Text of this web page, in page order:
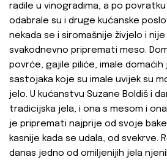
radile u vinogradima, a po povratku
odabrale su i druge kućanske
nekada se i siromašnije živjelo i
svakodnevno pripremati meso.
povrće, gajile piliće, imale domaćih
sastojaka koje su imale uvijek su
jelo. U kućanstvu Suzane Boldiš i
tradicijska jela, i ona s mesom i
je pripremati najprije od svoje
kasnije kada se udala, od svekrve.
danas jedno od omiljenijih jela